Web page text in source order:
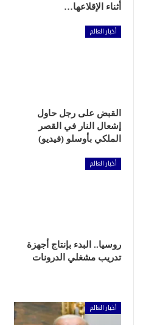
أثناء الإقلاعها…
أخبار العالم
القبض على رجل حاول
إشعال النار في القصر
الملكي بأوسلو (فيديو)
أخبار العالم
روسيا.. البدء بإنتاج أجهزة
تدريب مشغلي الدرونات
أخبار العالم